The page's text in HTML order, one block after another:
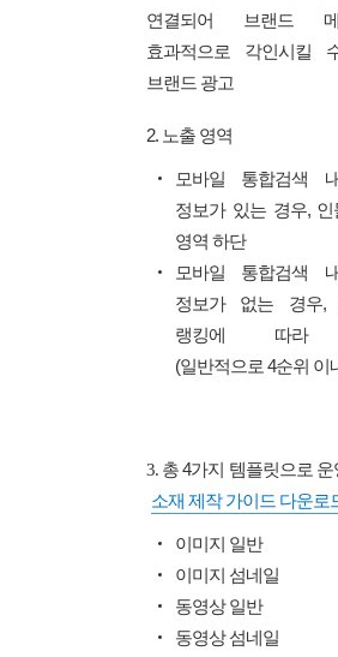
연결되어 브랜드 메
효과적으로 각인시킬
브랜드 광고
2. 노출 영역
모바일 통합검색
정보가 있는 경우, 인
영역 하단
모바일 통합검색
정보가 없는 경우,
랭킹에 따라
(일반적으로 4순위 이
3. 총 4가지 템플릿으로 운
소재 제작 가이드 다운로
이미지 일반
이미지 섬네일
동영상 일반
동영상 섬네일